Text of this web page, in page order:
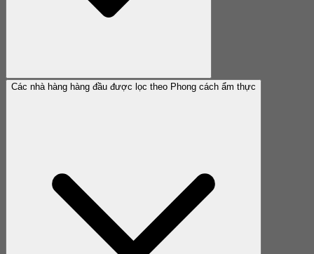
Các nhà hàng hàng đầu được lọc theo Phong cách ẩm thực